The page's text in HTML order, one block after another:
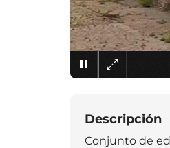
Descripción
Conjunto de